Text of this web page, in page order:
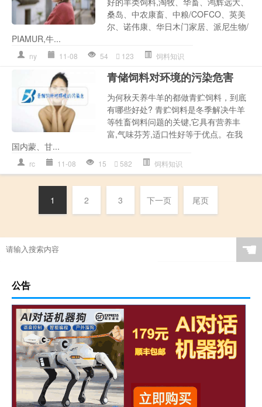
桑岛、中农康畜、中粮/COFCO、英美
尔、诺伟康、华日木门家居、派尼生物/
PIAMUR,牛...
ny 11-08 54 123 饲料知识
青储饲料对环境的污染危害
为何秋天养牛羊的都做青贮饲料，到底
有哪些好处? 青贮饲料是冬季解决牛羊
等牲畜饲料问题的关键,它具有营养丰
富,气味芬芳,适口性好等于优点。在我
国内蒙、甘...
rc 11-08 15 582 饲料知识
1 2 3 下一页 尾页
☚
公告